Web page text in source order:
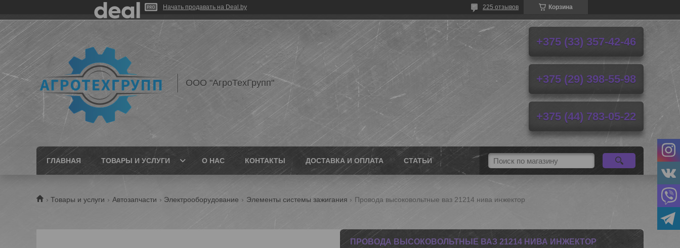
Начать продавать на Deal.by Корзина
225 отзывов
ООО "АгроТехГрупп"
+375 (33) 357-42-46
+375 (29) 398-55-98
+375 (44) 783-05-22
ГЛАВНАЯ ТОВАРЫ И УСЛУГИ О НАС КОНТАКТЫ ДОСТАВКА И ОПЛАТА СТАТЬИ
Товары и услуги Автозапчасти Электрооборудование Элементы системы зажигания Провода высоковольтные ваз 21214 нива инжектор
ПРОВОДА ВЫСОКОВОЛЬТНЫЕ ВАЗ 21214 НИВА ИНЖЕКТОР